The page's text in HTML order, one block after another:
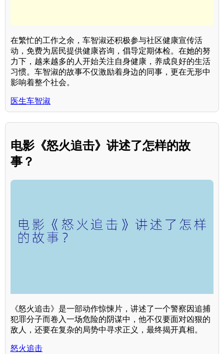
在繁忙的工作之余，车智淑还积极参与社区健康宣传活
动，免费为居民提供健康咨询，倡导定期体检。在她的努
力下，越来越多的人开始关注自身健康，养成良好的生活
习惯。车智淑的故事不仅激励着身边的同事，更在无形中
影响着整个社会。
医生车智淑
电影《怒火追击》讲述了怎样的故
事？
《怒火追击》是一部动作惊悚片，讲述了一个警察因追捕
犯罪分子而卷入一场危险的阴谋中，他不仅要面对凶狠的
敌人，还要在复杂的局势中寻求正义，最终揭开真相。
怒火追击